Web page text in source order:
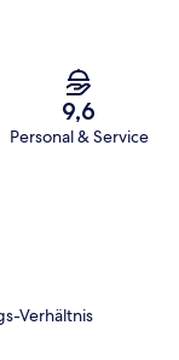
9,6
Personal & Service
Verhältnis